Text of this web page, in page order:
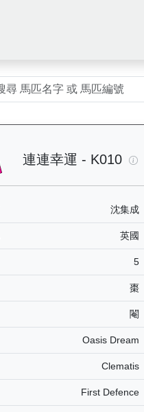
連連幸運 - K010
沈集成
英國
5
棗
閹
Oasis Dream
Clematis
First Defence